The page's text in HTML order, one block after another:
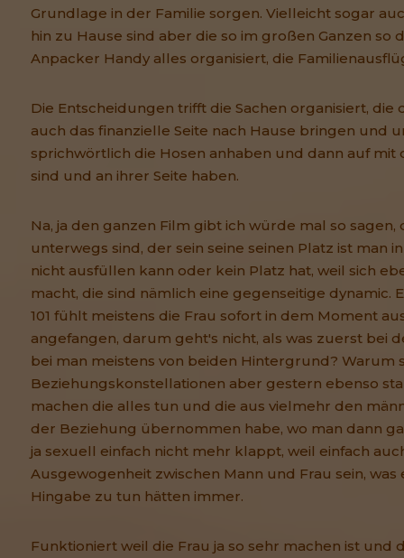
Grundlage in der Familie sorgen. Vielleicht sogar
hin zu Hause sind aber die so im großen Ganzen so
Anpacker Handy alles organisiert, die
Die Entscheidungen trifft die Sachen organisiert, die
auch das finanzielle Seite nach Hause bringen und
sprichwörtlich die Hosen anhaben und dann auf
sind und an ihrer Seite haben.
Na, ja den ganzen Film gibt ich würde mal so sagen,
unterwegs sind, der sein seine seinen Platz ist man
nicht ausfüllen kann oder kein Platz hat, weil sich
macht, die sind nämlich eine gegenseitige dynamic.
101 fühlt meistens die Frau sofort in dem Moment
angefangen, darum geht's nicht, als was zuerst bei
bei man meistens von beiden Hintergrund? Warum
Beziehungskonstellationen aber gestern ebenso
machen die alles tun und die aus vielmehr den
der Beziehung übernommen habe, wo man dann
ja sexuell einfach nicht mehr klappt, weil einfach
Ausgewogenheit zwischen Mann und Frau sein,
Hingabe zu tun hätten immer.
Funktioniert weil die Frau ja so sehr machen ist und